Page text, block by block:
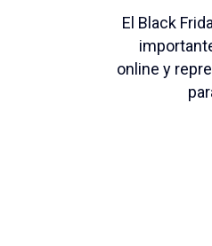
El Black
online y